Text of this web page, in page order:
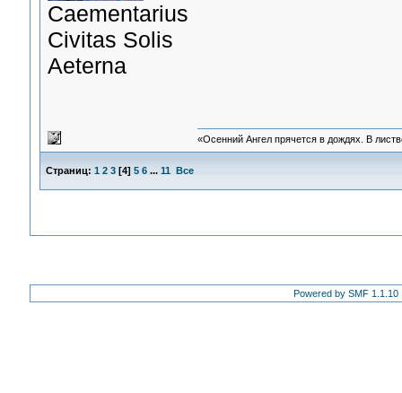
Сaementarius
Civitas Solis
Aeterna
«Осенний Ангел прячется в дождях. В
Страниц: 1 2 3[4] 5 6 ... 11 Все
Powered by SMF 1.1.10